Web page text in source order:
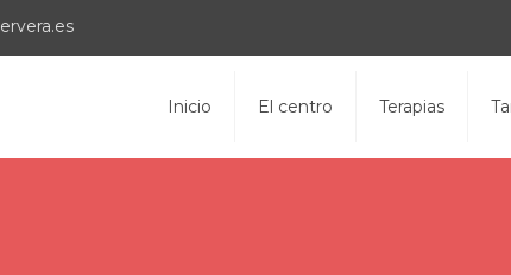
Inicio El centro Terapias